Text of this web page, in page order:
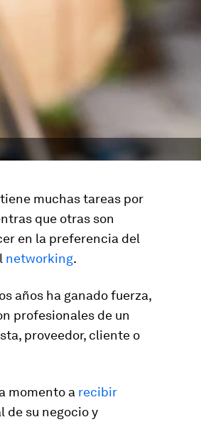
muchas tareas por
que otras son
en la preferencia del
networking.
años ha ganado fuerza,
profesionales de un
proveedor, cliente o
momento a recibir
de su negocio y